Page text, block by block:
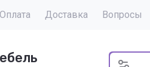
Оплата Доставка Вопросы